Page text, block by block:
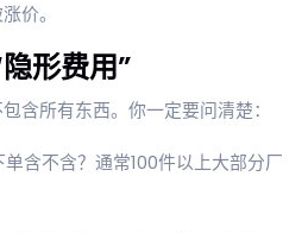
价。
形费用”
含所有东西。你一定要问清楚：
含不含？通常100件以上大部分厂